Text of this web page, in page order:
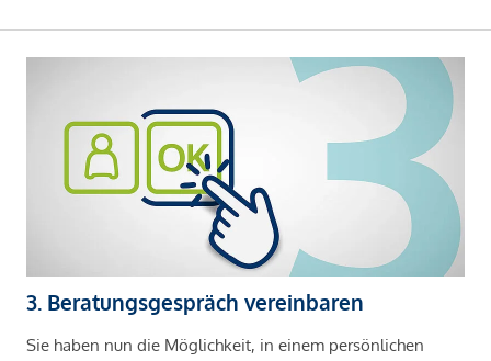
3. Beratungsgespräch vereinbaren
Sie haben nun die Möglichkeit, in einem persönlichen